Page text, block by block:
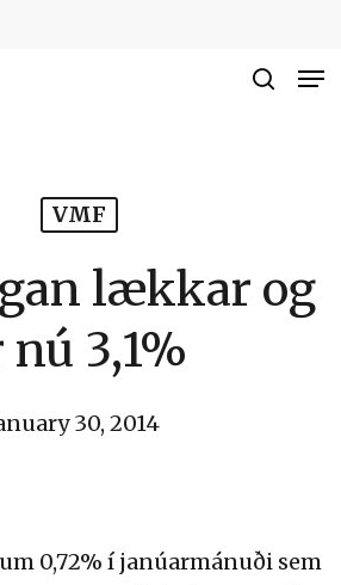
VMF
lækkar og
nú 3,1%
30, 2014
0,72% í janúarmánuði sem
Close